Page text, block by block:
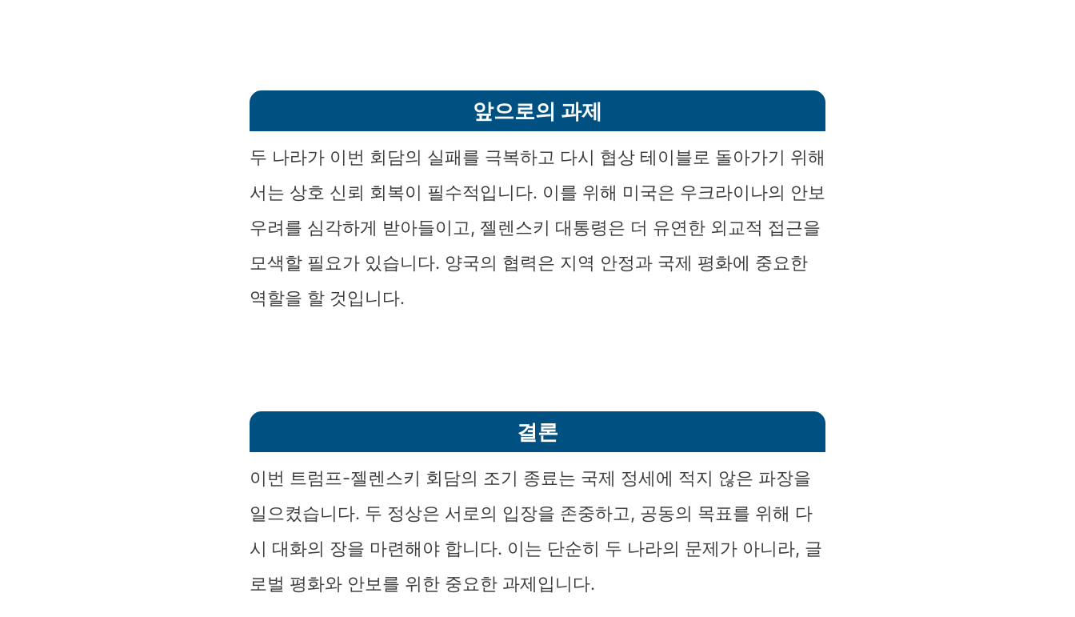
앞으로의 과제
두 나라가 이번 회담의 실패를 극복하고 다시 협상 테이블로 돌아가기 위해
서는 상호 신뢰 회복이 필수적입니다. 이를 위해 미국은 우크라이나의 안보
우려를 심각하게 받아들이고, 젤렌스키 대통령은 더 유연한 외교적 접근을
모색할 필요가 있습니다. 양국의 협력은 지역 안정과 국제 평화에 중요한
역할을 할 것입니다.
결론
이번 트럼프-젤렌스키 회담의 조기 종료는 국제 정세에 적지 않은 파장을
일으켰습니다. 두 정상은 서로의 입장을 존중하고, 공동의 목표를 위해 다
시 대화의 장을 마련해야 합니다. 이는 단순히 두 나라의 문제가 아니라, 글
로벌 평화와 안보를 위한 중요한 과제입니다.